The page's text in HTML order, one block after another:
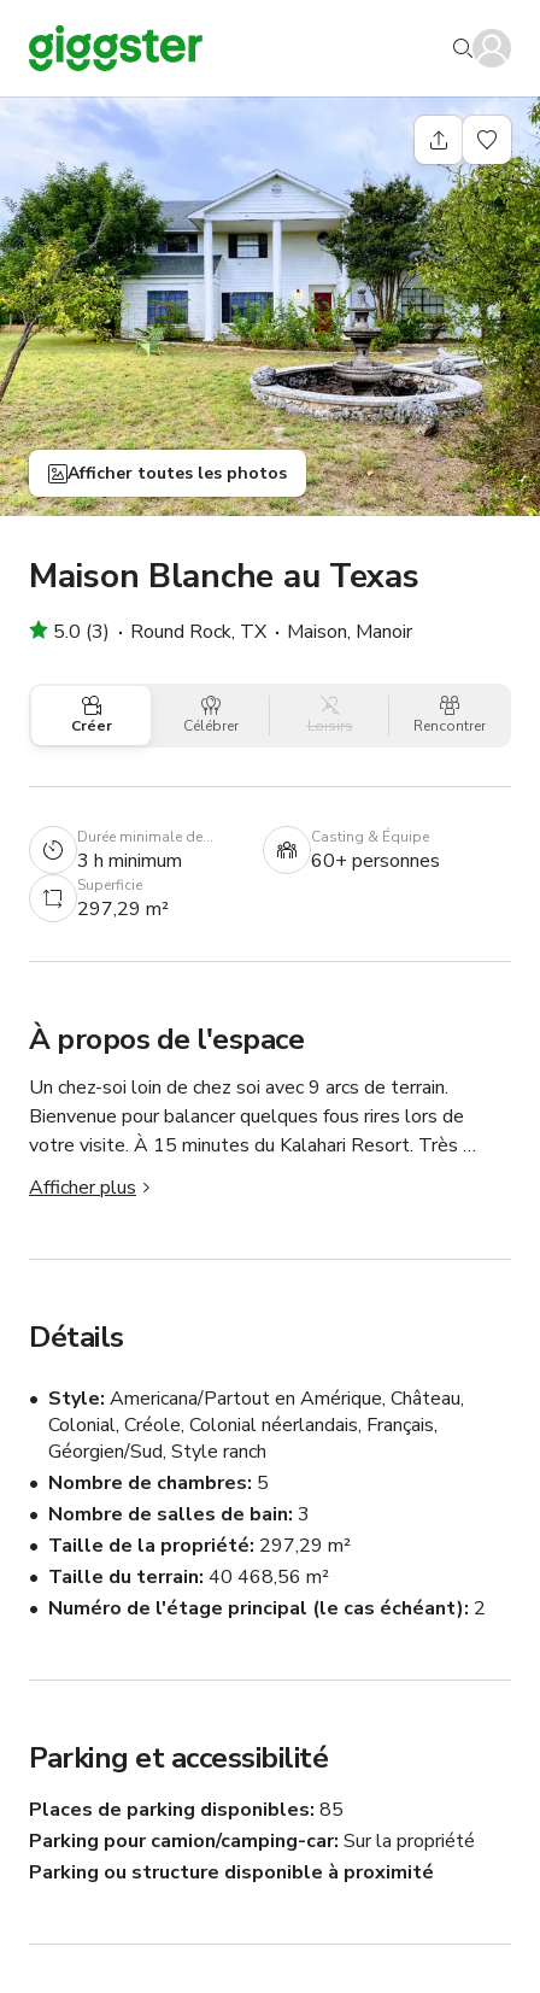
Afficher toutes les photos
Maison Blanche au Texas
5.0 (3) Round Rock, TX Maison, Manoir
Créer Célébrer Loisirs Rencontrer
Durée minimale de
réservation
3 h minimum
Casting & Équipe
60+ personnes
Superficie
297,29 m²
À propos de l'espace
Un chez-soi loin de chez soi avec 9 arcs de terrain.
Bienvenue pour balancer quelques fous rires lors de
votre visite. À 15 minutes du Kalahari Resort. Très
paisible et campagnard au milieu de la ville.
Afficher plus
Détails
Style Americana/Partout en Amérique, Château,
Colonial, Créole, Colonial néerlandais, Français,
Géorgien/Sud, Style ranch
Nombre de chambres 5
Nombre de salles de bain 3
Taille de la propriété 297,29 m²
Taille du terrain 40 468,56 m²
Numéro de l'étage principal (le cas échéant) 2
Parking et accessibilité
Places de parking disponibles 85
Parking pour camion/camping-car Sur la propriété
Parking ou structure disponible à proximité